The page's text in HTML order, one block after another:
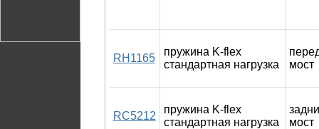
RH1165
пружина K-flex
стандартная нагрузка
мост
RC5212
пружина K-flex
стандартная нагрузка
мост